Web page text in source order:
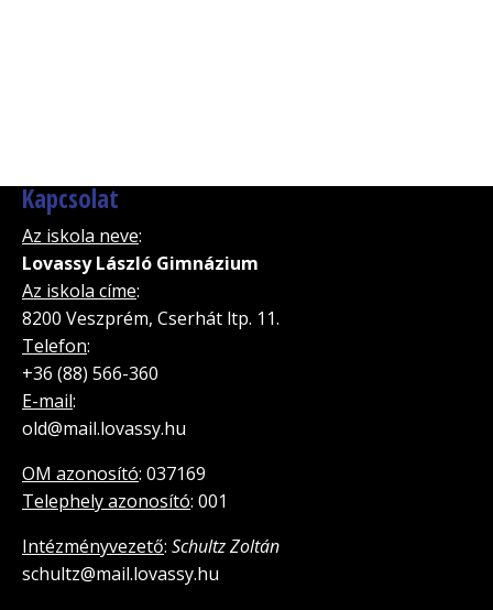
Kapcsolat
Az iskola neve:
Lovassy László Gimnázium
Az iskola címe:
8200 Veszprém, Cserhát ltp. 11.
Telefon:
+36 (88) 566-360
E-mail:
old@mail.lovassy.hu
OM azonosító: 037169
Telephely azonosító: 001
Intézményvezető: Schultz Zoltán
schultz@mail.lovassy.hu